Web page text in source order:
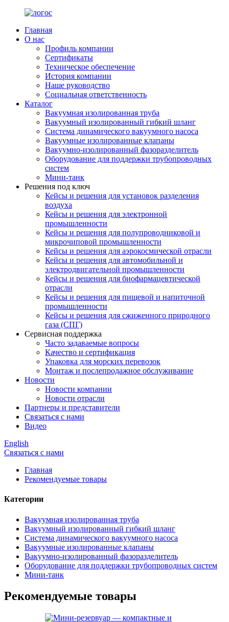
Главная
О нас
Профиль компании
Сертификаты
Техническое обеспечение
История компании
Наше руководство
Социальная ответственность
Каталог
Вакуумная изолированная труба
Вакуумный изолированный гибкий шланг
Система динамического вакуумного насоса
Вакуумные изолированные клапаны
Вакуумно-изолированный фазоразделитель
Оборудование для поддержки трубопроводных
систем
Мини-танк
Решения под ключ
Кейсы и решения для установок разделения
воздуха
Кейсы и решения для электронной
промышленности
Кейсы и решения для полупроводниковой и
микрочиповой промышленности
Кейсы и решения для аэрокосмической отрасли
Кейсы и решения для автомобильной и
электродвигательной промышленности
Кейсы и решения для биофармацевтической
отрасли
Кейсы и решения для пищевой и напиточной
промышленности
Кейсы и решения для сжиженного природного
газа (СПГ)
Сервисная поддержка
Часто задаваемые вопросы
Качество и сертификация
Упаковка для морских перевозок
Монтаж и послепродажное обслуживание
Новости
Новости компании
Новости отрасли
Партнеры и представители
Связаться с нами
Видео
English
Связаться с нами
Главная
Рекомендуемые товары
Категории
Вакуумная изолированная труба
Вакуумный изолированный гибкий шланг
Система динамического вакуумного насоса
Вакуумные изолированные клапаны
Вакуумно-изолированный фазоразделитель
Оборудование для поддержки трубопроводных систем
Мини-танк
Рекомендуемые товары